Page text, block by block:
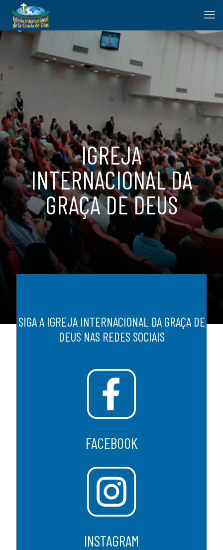
IGREJA
INTERNACIONAL DA
GRAÇA DE DEUS
SIGA A IGREJA INTERNACIONAL DA GRAÇA DE
DEUS NAS REDES SOCIAIS
FACEBOOK
INSTAGRAM